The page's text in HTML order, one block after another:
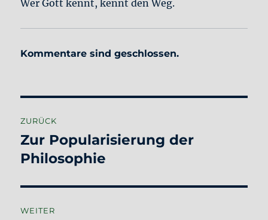
Wer Gott kennt, kennt den Weg.
Kommentare sind geschlossen.
ZURÜCK
Vorheriger
Beitrag:
Zur Popularisierung der
Philosophie
WEITER